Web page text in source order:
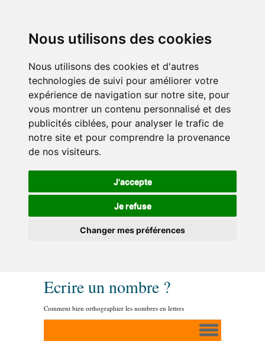
Nous utilisons des cookies
Nous utilisons des cookies et d'autres
technologies de suivi pour améliorer votre
expérience de navigation sur notre site, pour
vous montrer un contenu personnalisé et des
publicités ciblées, pour analyser le trafic de
notre site et pour comprendre la provenance
de nos visiteurs.
J'accepte
Je refuse
Changer mes préférences
Ecrire un nombre ?
Comment bien orthographier les nombres en lettres